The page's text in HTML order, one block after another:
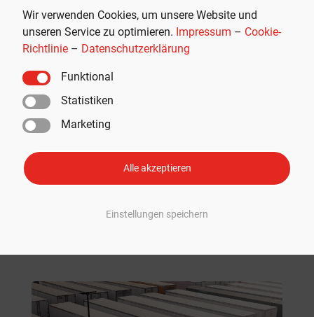
Wir verwenden Cookies, um unsere Website und
unseren Service zu optimieren. Impressum – Cookie-
Richtlinie – Datenschutzerklärung
Funktional
Statistiken
Marketing
Alle akzeptieren
Einstellungen speichern
Fahrer schnell und einfach 400
Euro Prämie sichern
EMPFOHLEN,